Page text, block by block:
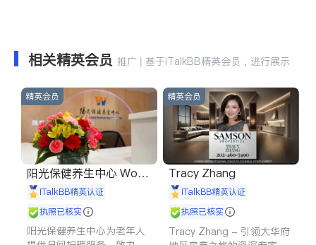
相关精英会员 推广 | 基于iTalkBB精英会员，进行展示
精英会员
阳光保健养生中心 World
shine
iTalkBB精英认证
执照已核实
阳光保健养生中心为老年人
精英会员
Tracy Zhang
iTalkBB精英认证
执照已核实
Tracy Zhang - 引领大华府